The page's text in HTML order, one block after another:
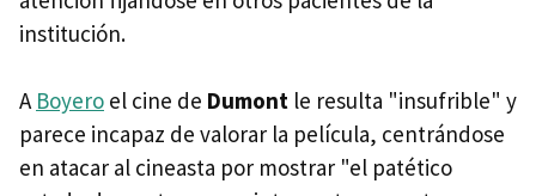
institución.
A Boyero el cine de Dumont le resulta "insufrible" y
parece incapaz de valorar la película, centrándose
en atacar al cineasta por mostrar "el patético